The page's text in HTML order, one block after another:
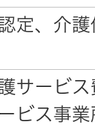
定、介護
サービス
ビス事業